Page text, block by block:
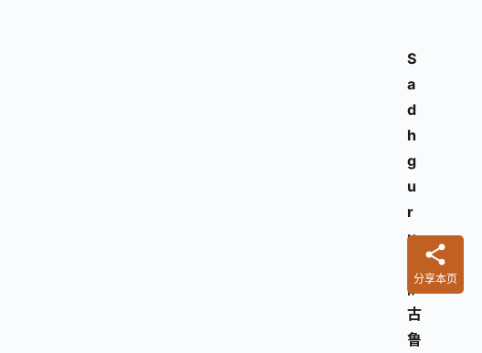
S
a
d
h
g
u
r
u
萨
古
鲁
分享本页